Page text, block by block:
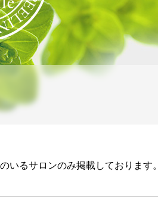
いるサロンのみ掲載しております。